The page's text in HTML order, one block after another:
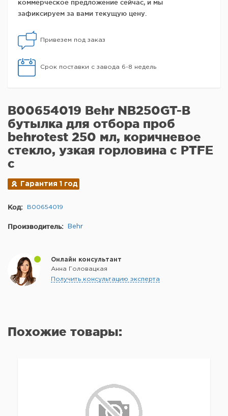
коммерческое предложение сейчас, и мы
зафиксируем за вами текущую цену.
Привезем под заказ
Срок поставки с завода 6-8 недель
B00654019 Behr NB250GT-B
бутылка для отбора проб
behrotest 250 мл, коричневое
стекло, узкая горловина с PTFE
c
Гарантия 1 год
Код: B00654019
Производитель: Behr
Онлайн консультант
Анна Головацкая
Получить консультацию эксперта
Похожие товары: